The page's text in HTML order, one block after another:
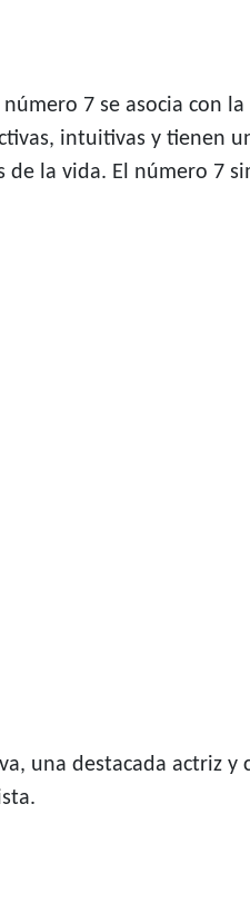
7 se asocia con la
intuitivas y tienen
de la vida. El número 7
una destacada actriz y